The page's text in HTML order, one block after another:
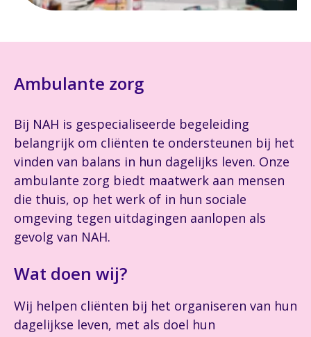
Ambulante zorg
Bij NAH is gespecialiseerde begeleiding
belangrijk om cliënten te ondersteunen bij het
vinden van balans in hun dagelijks leven. Onze
ambulante zorg biedt maatwerk aan mensen
die thuis, op het werk of in hun sociale
omgeving tegen uitdagingen aanlopen als
gevolg van NAH.
Wat doen wij?
Wij helpen cliënten bij het organiseren van hun
dagelijkse leven, met als doel hun